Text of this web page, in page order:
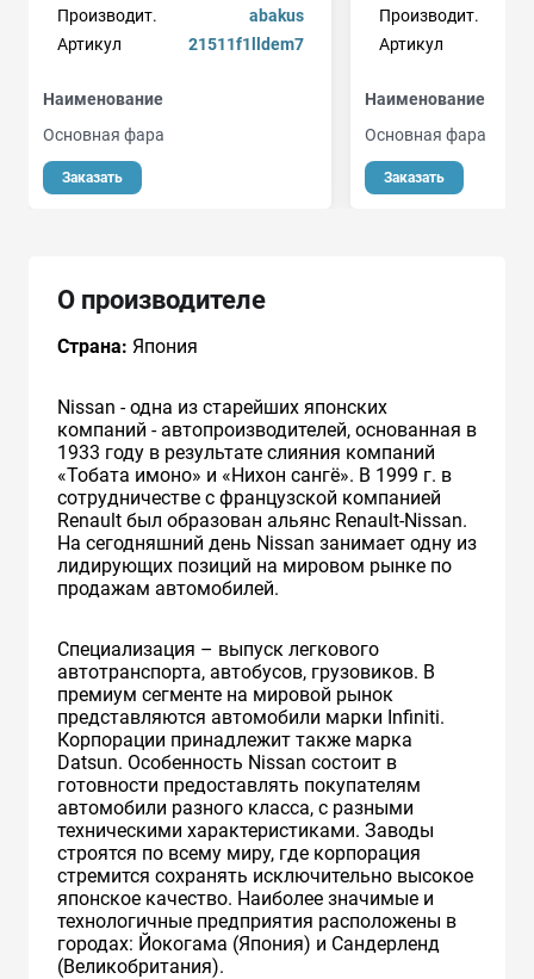
Производит.
abakus
Артикул
21511f1lldem7
Наименование
Основная фара
Заказать
Производит.
Артикул
Наименование
Основная фара
Заказать
О производителе
Страна: Япония
Nissan - одна из старейших японских
компаний - автопроизводителей, основанная в
1933 году в результате слияния компаний
«Тобата имоно» и «Нихон сангё». В 1999 г. в
сотрудничестве с французcкой компанией
Renault был образован альянс Renault-Nissan.
На сегодняшний день Nissan занимает одну из
лидирующих позиций на мировом рынке по
продажам автомобилей.
Специализация – выпуск легкового
автотранспорта, автобусов, грузовиков. В
премиум сегменте на мировой рынок
представляются автомобили марки Infiniti.
Корпорации принадлежит также марка
Datsun. Особенность Nissan состоит в
готовности предоставлять покупателям
автомобили разного класса, с разными
техническими характеристиками. Заводы
строятся по всему миру, где корпорация
стремится сохранять исключительно высокое
японское качество. Наиболее значимые и
технологичные предприятия расположены в
городах: Йокогама (Япония) и Сандерленд
(Великобритания).